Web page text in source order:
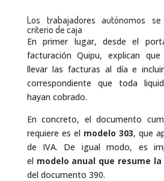
Los trabajadores autónomos
criterio de caja
En primer lugar, desde el
facturación Quipu, explican que
llevar las facturas al día e
correspondiente que toda
hayan cobrado.
En concreto, el documento
requiere es el modelo 303, que
de IVA. De igual modo, es
el modelo anual que resume
del documento 390.